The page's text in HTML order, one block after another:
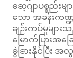
ဆေ့ဂျာပစ္စည်းမ
သော အခန်းကဏ္
ချဉ်းကပ်မှုမျာ
မြောက်ပြားအ
ခွဲခြားနိုင်ပြီး